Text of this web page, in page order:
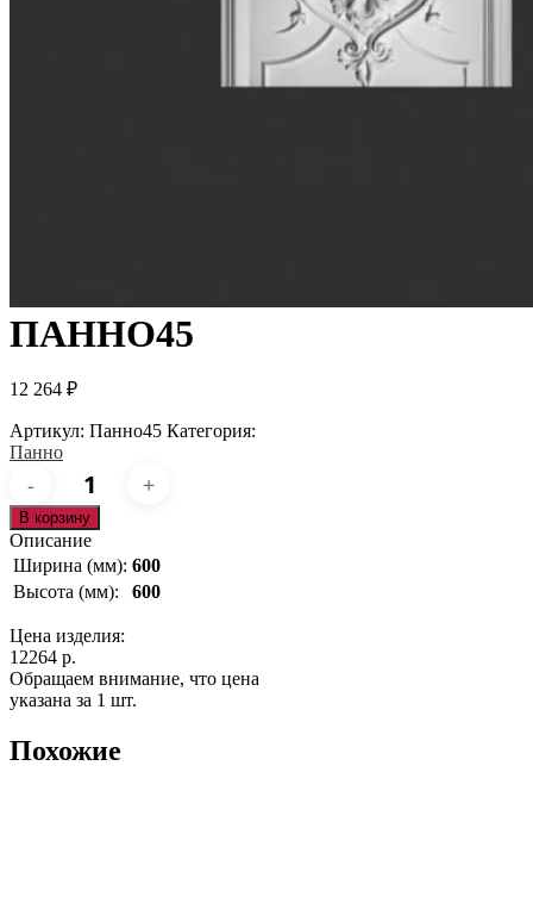
ПАННО45
12 264 ₽
Артикул: Панно45 Категория:
Панно
Количество
товара
Панно45
В корзину
Описание
Ширина (мм): 600
Высота (мм):
600
Цена изделия:
12264 р.
Обращаем внимание, что цена
указана за 1 шт.
Похожие